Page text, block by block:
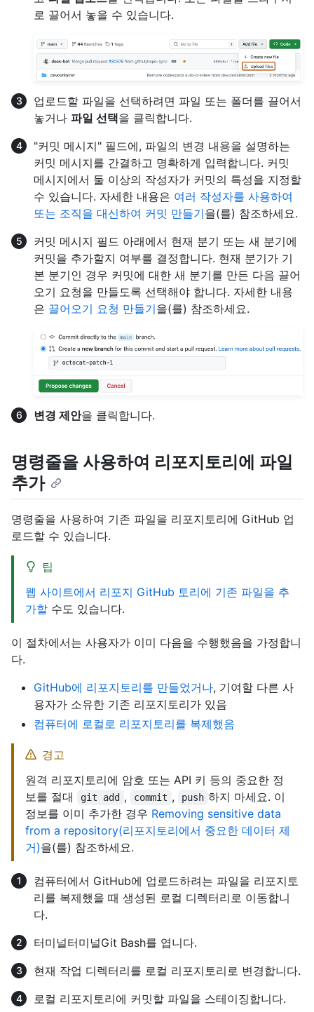
로 끌어서 놓을 수 있습니다.
업로드할 파일을 선택하려면 파일 또는 폴더를 끌어서
놓거나 파일 선택을 클릭합니다.
"커밋 메시지" 필드에, 파일의 변경 내용을 설명하는
커밋 메시지를 간결하고 명확하게 입력합니다. 커밋
메시지에서 둘 이상의 작성자가 커밋의 특성을 지정할
수 있습니다. 자세한 내용은 여러 작성자를 사용하여
또는 조직을 대신하여 커밋 만들기을(를) 참조하세요.
커밋 메시지 필드 아래에서 현재 분기 또는 새 분기에
커밋을 추가할지 여부를 결정합니다. 현재 분기가 기
본 분기인 경우 커밋에 대한 새 분기를 만든 다음 끌어
오기 요청을 만들도록 선택해야 합니다. 자세한 내용
은 끌어오기 요청 만들기을(를) 참조하세요.
변경 제안을 클릭합니다.
명령줄을 사용하여 리포지토리에 파일
추가
명령줄을 사용하여 기존 파일을 리포지토리에 GitHub 업
로드할 수 있습니다.
팁
웹 사이트에서 리포지 GitHub 토리에 기존 파일을 추
가할 수도 있습니다.
이 절차에서는 사용자가 이미 다음을 수행했음을 가정합니
다.
GitHub에 리포지토리를 만들었거나, 기여할 다른 사
용자가 소유한 기존 리포지토리가 있음
컴퓨터에 로컬로 리포지토리를 복제했음
경고
원격 리포지토리에 암호 또는 API 키 등의 중요한 정
보를 절대
git add , commit , push 하지 마세요. 이
정보를 이미 추가한 경우 Removing sensitive data
from a repository(리포지토리에서 중요한 데이터 제
거)을(를) 참조하세요.
컴퓨터에서 GitHub에 업로드하려는 파일을 리포지토
리를 복제했을 때 생성된 로컬 디렉터리로 이동합니
다.
터미널터미널Git Bash를 엽니다.
현재 작업 디렉터리를 로컬 리포지토리로 변경합니다.
로컬 리포지토리에 커밋할 파일을 스테이징합니다.